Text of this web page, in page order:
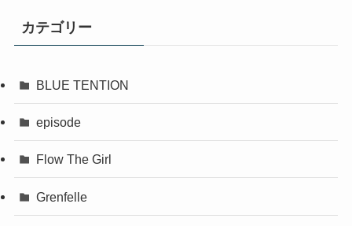
カテゴリー
BLUE TENTION
episode
Flow The Girl
Grenfelle